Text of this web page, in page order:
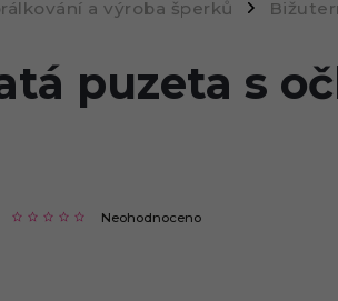
a výroba šperků /
puzeta s
Neohodnoceno